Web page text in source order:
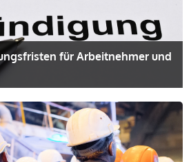
für Arbeitnehmer und